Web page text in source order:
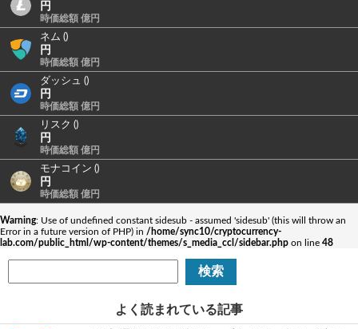
円
時価総額 億円
ネム ()
円
時価総額 億円
ダッシュ ()
円
時価総額 億円
リスク ()
円
時価総額 億円
モナコイン ()
円
時価総額 億円
Warning: Use of undefined constant sidesub - assumed 'sidesub' (this will throw an
Error in a future version of PHP) in /home/sync10/cryptocurrency-
lab.com/public_html/wp-content/themes/s_media_ccl/sidebar.php on line 48
よく読まれている記事